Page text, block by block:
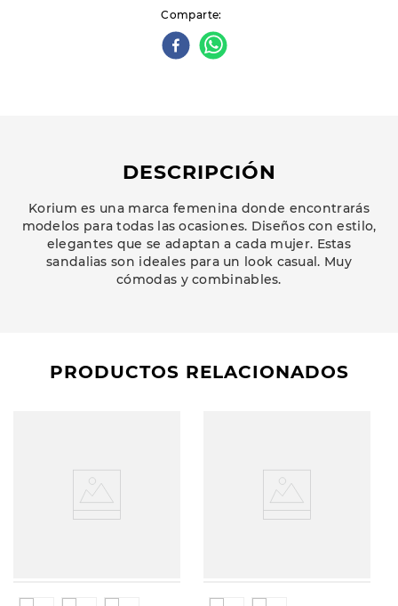
Comparte
DESCRIPCIÓN
Korium es una marca femenina donde encontrarás
modelos para todas las ocasiones. Diseños con estilo,
elegantes que se adaptan a cada mujer. Estas
sandalias son ideales para un look casual. Muy
cómodas y combinables.
PRODUCTOS RELACIONADOS